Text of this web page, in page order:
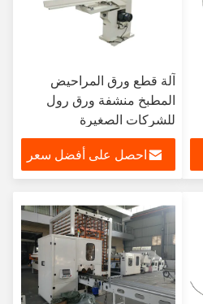
آلة قطع ورق المراحيض
المطبخ منشفة ورق رول
للشركات الصغيرة
احصل على أفضل سعر